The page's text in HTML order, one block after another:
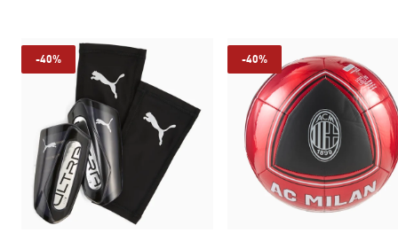
-40% -40%